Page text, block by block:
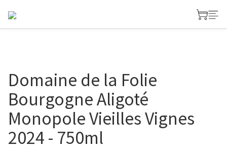
Domaine de la Folie
Bourgogne Aligoté
Monopole Vieilles Vignes
2024 - 750ml